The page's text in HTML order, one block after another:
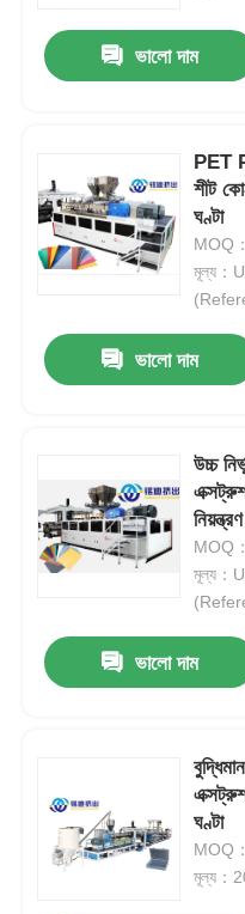
ভালো দাম
PET
শীট
ঘণ্টা
MOQ
মূল্য：
ভালো দাম
উচ্চ
নিয়ন্ত্রণ
MOQ
মূল্য：
ভালো দাম
ঘণ্টা
MOQ
মূল্য：